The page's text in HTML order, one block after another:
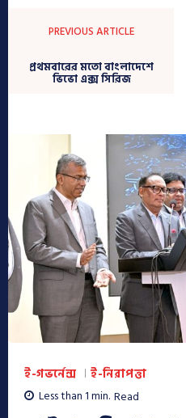
PREVIOUS ARTICLE
প্রথমবারের মতো বাংলাদেশে
ভিভো এক্স সিরিজ